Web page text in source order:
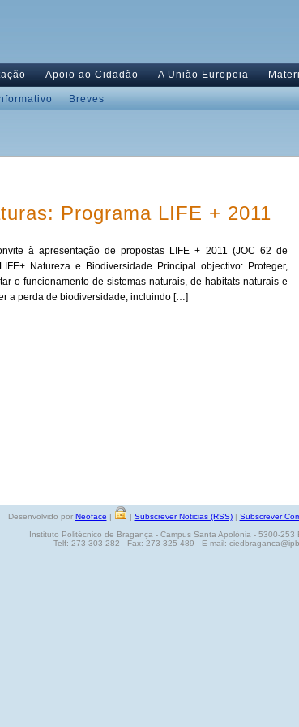
Apoio ao Cidadão A União Europeia
Breves
Programa LIFE + 2011
à apresentação de propostas LIFE + 2011 (JOC 62 de
Natureza e Biodiversidade Principal objectivo: Proteger,
o funcionamento de sistemas naturais, de habitats naturais e
a perda de biodiversidade, incluindo […]
Desenvolvido por Neoface | | Subscrever Noticias (RSS)| Subscrever
Instituto Politécnico de Bragança - Campus Santa Apolónia - 5300-253
Telf: 273 303 282 - Fax: 273 325 489 - E-mail: